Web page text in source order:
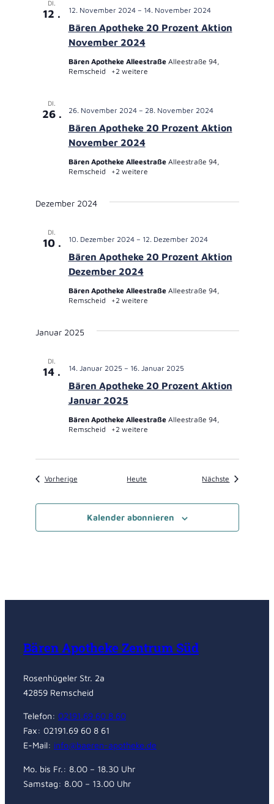
DI.
12
Bären Apotheke 20 Prozent Aktion
November 2024
12. November 2024– 14. November 2024
Bären Apotheke Alleestraße Alleestraße 94,
Remscheid
+2 weitere
DI.
26
Bären Apotheke 20 Prozent Aktion
November 2024
26. November 2024– 28. November 2024
Bären Apotheke Alleestraße Alleestraße 94,
Remscheid
+2 weitere
Dezember 2024
DI.
10
Bären Apotheke 20 Prozent Aktion
Dezember 2024
10. Dezember 2024– 12. Dezember 2024
Bären Apotheke Alleestraße Alleestraße 94,
Remscheid
+2 weitere
Januar 2025
DI.
14
Bären Apotheke 20 Prozent Aktion
Januar 2025
14. Januar 2025 – 16. Januar 2025
Bären Apotheke Alleestraße Alleestraße 94,
Remscheid
+2 weitere
VorherigeVeranstaltungenHeute Nächste
Kalender abonnieren
Bären Apotheke Zentrum Süd
Rosenhügeler Str. 2a
42859 Remscheid
Telefon: 02191.69 60 8 60
Fax: 02191.69 60 8 61
E-Mail: info@baeren-apotheke.de
Mo. bis Fr.: 8.00 – 18.30 Uhr
Samstag: 8.00 – 13.00 Uhr